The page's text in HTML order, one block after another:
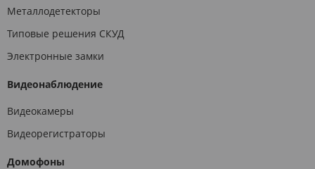
Металлодетекторы
Типовые решения СКУД
Электронные замки
Видеонаблюдение
Видеокамеры
Видеорегистраторы
Домофоны